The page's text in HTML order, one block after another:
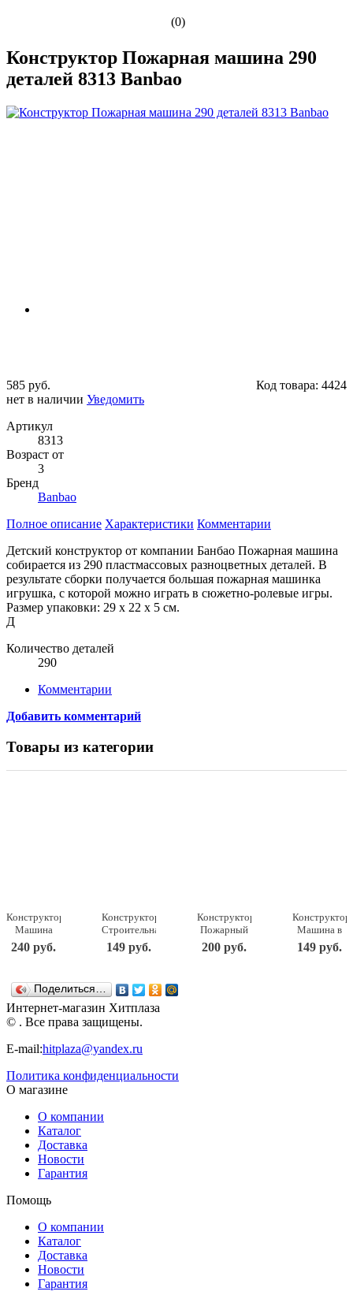
(0)
Конструктор Пожарная машина 290
деталей 8313 Banbao
585 руб. Код товара: 4424
нет в наличии Уведомить
Артикул
8313
Возраст от
3
Бренд
Banbao
Полное описание Характеристики Комментарии
Детский конструктор от компании Банбао Пожарная машина
собирается из 290 пластмассовых разноцветных деталей. В
результате сборки получается большая пожарная машинка
игрушка, с которой можно играть в сюжетно-ролевые игры.
Размер упаковки: 29 х 22 х 5 см.
Д
Количество деталей
290
Комментарии
Добавить комментарий
Товары из категории
Конструктор
Машина
инерционная
(белая), 23
(Google
Play &
AppStore)
Banbao
240 руб.
Конструктор
Строительная
машинка 48
деталей
149 руб.
Конструктор
Пожарный
джип 62
детали 7118
200 руб.
Конструктор
Машина в
пакетике 39
деталей
149 руб.
Поделиться…
Интернет-магазин Хитплаза
© . Все права защищены.
E-mail:hitplaza@yandex.ru
Политика конфиденциальности
О магазине
О компании
Каталог
Доставка
Новости
Гарантия
Помощь
О компании
Каталог
Доставка
Новости
Гарантия